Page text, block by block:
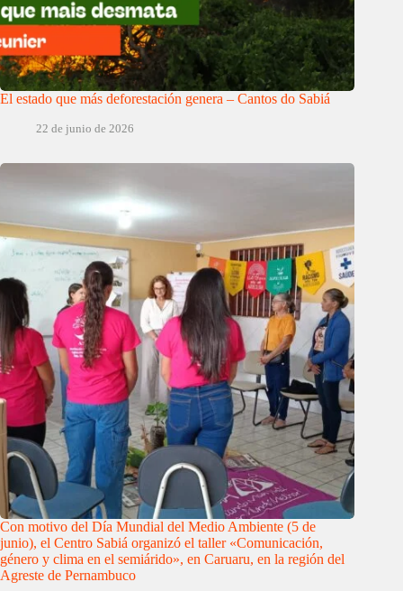
El estado que más deforestación genera – Cantos do Sabiá
22 de junio de 2026
Con motivo del Día Mundial del Medio Ambiente (5 de
junio), el Centro Sabiá organizó el taller «Comunicación,
género y clima en el semiárido», en Caruaru, en la región del
Agreste de Pernambuco